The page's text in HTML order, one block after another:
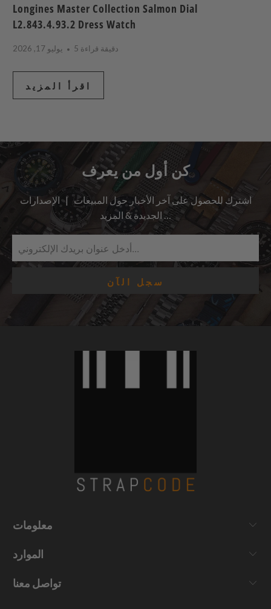
Longines Master Collection Salmon Dial
L2.843.4.93.2 Dress Watch
يوليو 17, 2026 5 دقيقة قراءة
اقرأ المزيد
كن أول من يعرف
اشترك للحصول على آخر الأخبار حول المبيعات | الإصدارات
الجديدة & المزيد …
معلومات
الموارد
تواصل معنا